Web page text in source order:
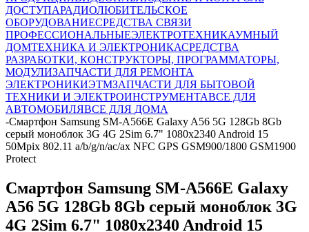
ДОСТУПАРАДИОЛЮБИТЕЛЬСКОЕ
ОБОРУДОВАНИЕСРЕДСТВА СВЯЗИ
ПРОФЕССИОНАЛЬНЫЕЭЛЕКТРОТЕХНИКАУМНЫЙ
ДОМТЕХНИКА И ЭЛЕКТРОНИКАСРЕДСТВА
РАЗРАБОТКИ, КОНСТРУКТОРЫ, ПРОГРАММАТОРЫ,
МОДУЛИЗАПЧАСТИ ДЛЯ РЕМОНТА
ЭЛЕКТРОНИКИЭТМЗАПЧАСТИ ДЛЯ БЫТОВОЙ
ТЕХНИКИ И ЭЛЕКТРОИНСТРУМЕНТАВСЕ ДЛЯ
АВТОМОБИЛЯВСЕ ДЛЯ ДОМА
-Смартфон Samsung SM-A566E Galaxy A56 5G 128Gb 8Gb
серый моноблок 3G 4G 2Sim 6.7" 1080x2340 Android 15
50Mpix 802.11 a/b/g/n/ac/ax NFC GPS GSM900/1800 GSM1900
Protect
Смартфон Samsung SM-A566E Galaxy
A56 5G 128Gb 8Gb серый моноблок 3G
4G 2Sim 6.7" 1080x2340 Android 15